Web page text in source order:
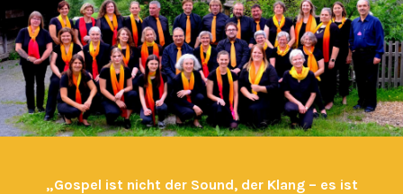
„Gospel ist nicht der Sound, der Klang – es ist